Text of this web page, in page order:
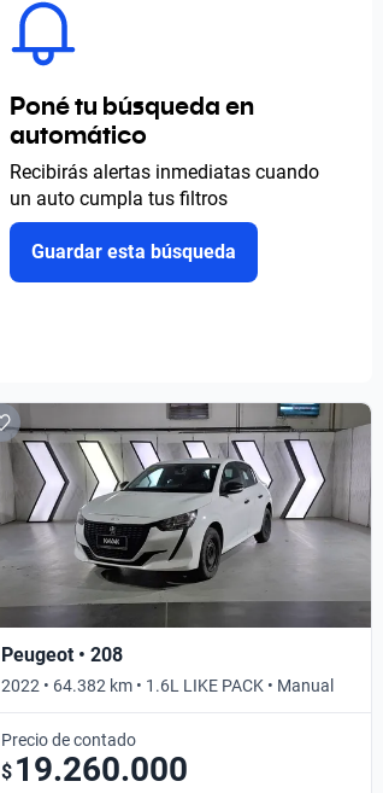
Poné tu búsqueda en
automático
Recibirás alertas inmediatas cuando
un auto cumpla tus filtros
Guardar esta búsqueda
Peugeot • 208
2022 • 64.382 km • 1.6L LIKE PACK • Manual
Precio de contado
$ 19.260.000